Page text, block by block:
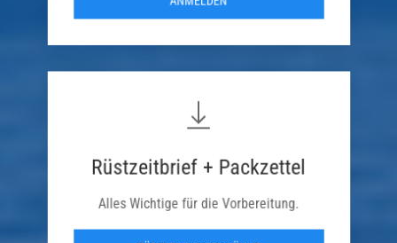
ANMELDEN
Rüstzeitbrief + Packzettel
Alles Wichtige für die Vorbereitung.